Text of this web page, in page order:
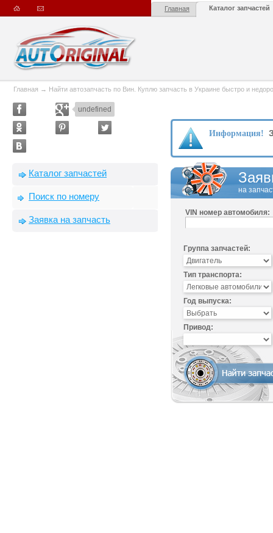
Главная Каталог запчастей
Главная → Найти автозапчасть по Вин. Куплю запчасть в Украине быстро и
undefined
Каталог запчастей
Поиск по номеру
Заявка на запчасть
Информация!
на
VIN номер автомобиля:
Группа запчастей:
Тип транспорта:
Год выпуска:
Привод: